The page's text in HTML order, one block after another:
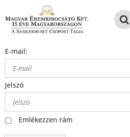
E-mail:
Jelszó
Emlékezzen rám